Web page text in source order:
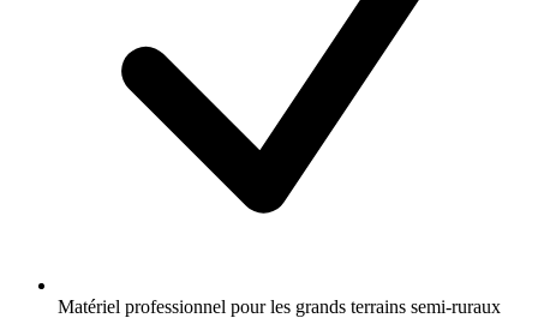
Matériel professionnel pour les grands terrains semi-ruraux